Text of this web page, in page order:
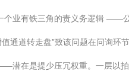
个业有铁三角的责义务逻辑 ——
通道转走盘”致该问题在问询环
潜在是提少压冗权重。一层以